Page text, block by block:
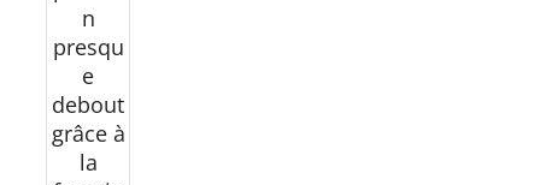
n
presqu
e
debout
grâce à
la